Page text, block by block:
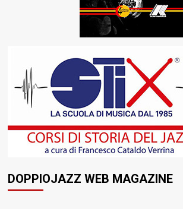
DOPPIOJAZZ WEB MAGAZINE